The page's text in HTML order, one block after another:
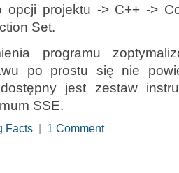
opcji projektu -> C++ ->
Set.
programu
po prostu się nie
jest zestaw
SSE.
Facts 1 Comment